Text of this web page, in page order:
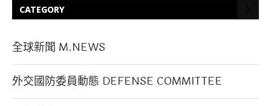
CATEGORY
全球新聞 M.NEWS
外交國防委員動態 DEFENSE COMMITTEE